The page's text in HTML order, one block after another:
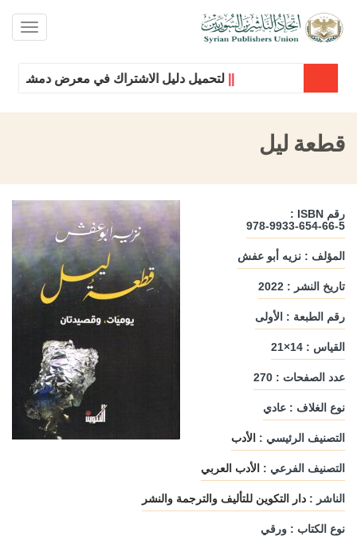
لتحميل دليل الاشتراك في معرض دمشق
قطعة ليل
رقم ISBN :
978-9933-654-66-5
المؤلف : نزيه أبو عفش
تاريخ النشر : 2022
رقم الطبعة : الأولى
القياس : 14×21
عدد الصفحات : 270
نوع الغلاف : عادي
التصنيف الرئيسي : الأدب
التصنيف الفرعي : الأدب العربي
الناشر : دار التكوين للتأليف والترجمة والنشر
نوع الكتاب : ورقي